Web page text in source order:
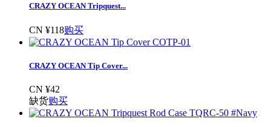
CRAZY OCEAN Tripquest...
CN ¥118购买
CRAZY OCEAN Tip Cover...
CN ¥42
缺货购买